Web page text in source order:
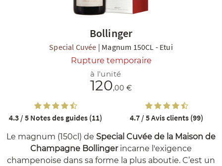
NOS COFFRETS DÉCOUVERTES NOS MEILLEURES VENTES NOS
Bollinger
Special Cuvée | Magnum 150CL - Etui
Rupture temporaire
Le magnum (150cl) de Special Cuvée de la Maison de
Champagne Bollingerincarne l'exigence
champenoise dans sa forme la plus aboutie. C’est un
à l'unité
120,00 €
4.3 / 5 Notes des guides (11) 4.7 / 5Avis clients (99)